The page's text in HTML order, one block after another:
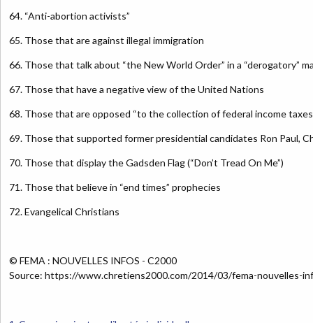
64. “Anti-abortion activists”
65. Those that are against illegal immigration
66. Those that talk about “the New World Order” in a “derogatory”
67. Those that have a negative view of the United Nations
68. Those that are opposed “to the collection of federal income
69. Those that supported former presidential candidates Ron Paul,
70. Those that display the Gadsden Flag (“Don’t Tread On Me”)
71. Those that believe in “end times” prophecies
72. Evangelical Christians
© FEMA : NOUVELLES INFOS - C2000
Source: https://www.chretiens2000.com/2014/03/fema-nouvelles-